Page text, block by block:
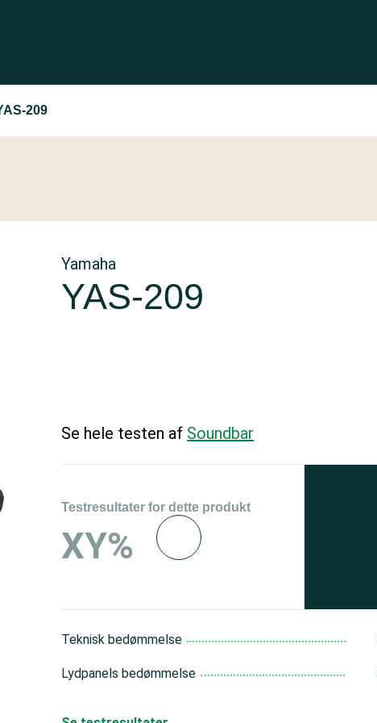
209
Yamaha
YAS-209
Se hele testen af Soundbar
Testresultater for dette produkt
XY%
Teknisk bedømmelse
Lydpanels bedømmelse